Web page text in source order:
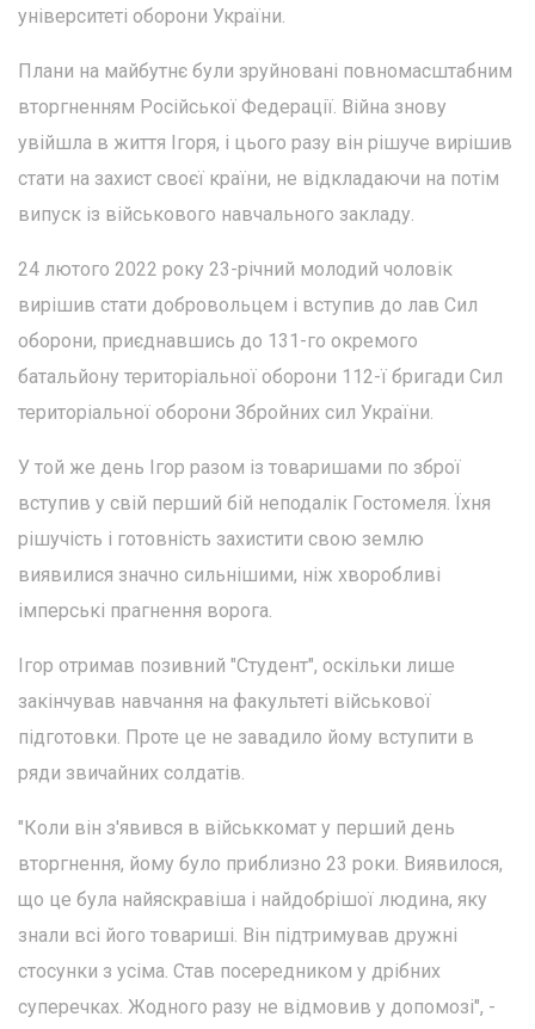
університеті оборони України.
Плани на майбутнє були зруйновані повномасштабним
вторгненням Російської Федерації. Війна знову
увійшла в життя Ігоря, і цього разу він рішуче вирішив
стати на захист своєї країни, не відкладаючи на потім
випуск із військового навчального закладу.
24 лютого 2022 року 23-річний молодий чоловік
вирішив стати добровольцем і вступив до лав Сил
оборони, приєднавшись до 131-го окремого
батальйону територіальної оборони 112-ї бригади Сил
територіальної оборони Збройних сил України.
У той же день Ігор разом із товаришами по зброї
вступив у свій перший бій неподалік Гостомеля. Їхня
рішучість і готовність захистити свою землю
виявилися значно сильнішими, ніж хворобливі
імперські прагнення ворога.
Ігор отримав позивний "Студент", оскільки лише
закінчував навчання на факультеті військової
підготовки. Проте це не завадило йому вступити в
ряди звичайних солдатів.
"Коли він з'явився в військкомат у перший день
вторгнення, йому було приблизно 23 роки. Виявилося,
що це була найяскравіша і найдобрішої людина, яку
знали всі його товариші. Він підтримував дружні
стосунки з усіма. Став посередником у дрібних
суперечках. Жодного разу не відмовив у допомозі", -